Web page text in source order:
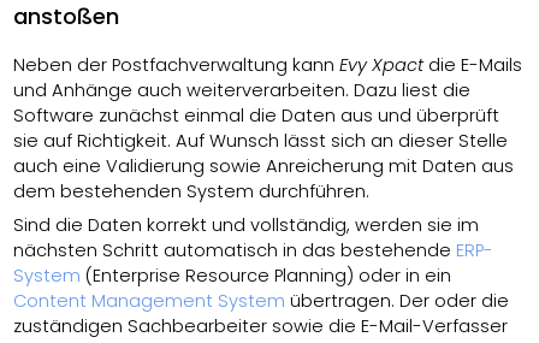
anstoßen
Neben der Postfachverwaltung kannEvy Xpactdie E-Mails
und Anhänge auch weiterverarbeiten. Dazu liest die
Software zunächst einmal die Daten aus und überprüft
sie auf Richtigkeit. Auf Wunsch lässt sich an dieser Stelle
auch eine Validierung sowie Anreicherung mit Daten aus
dem bestehenden System durchführen.
Sind die Daten korrekt und vollständig, werden sie im
nächsten Schritt automatisch in das bestehende ERP-
System (Enterprise Resource Planning) oder in ein
Content Management System übertragen. Der oder die
zuständigen Sachbearbeiter sowie die E-Mail-Verfasser